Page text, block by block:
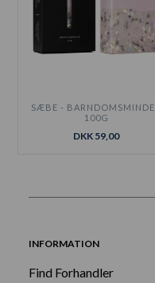
SÆBE -
100G
DKK 59,00
INFORMATION
Find Forhandler